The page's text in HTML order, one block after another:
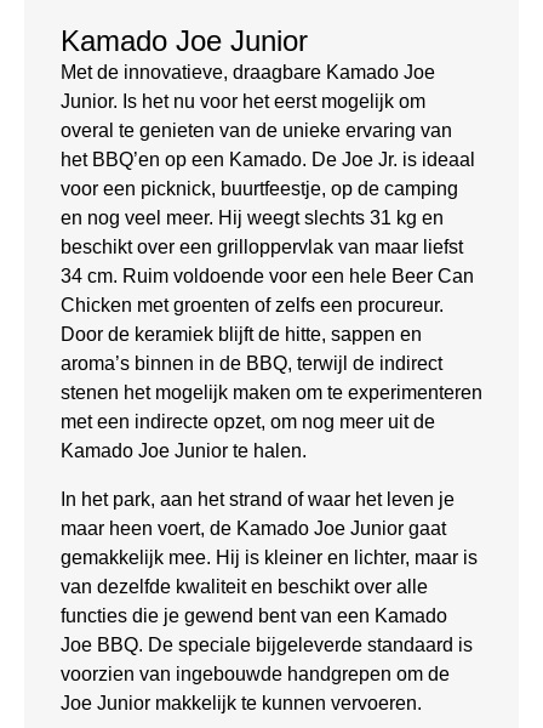
Kamado Joe Junior
Met de innovatieve, draagbare Kamado Joe
Junior. Is het nu voor het eerst mogelijk om
overal te genieten van de unieke ervaring van
het BBQ’en op een Kamado. De Joe Jr. is ideaal
voor een picknick, buurtfeestje, op de camping
en nog veel meer. Hij weegt slechts 31 kg en
beschikt over een grilloppervlak van maar liefst
34 cm. Ruim voldoende voor een hele Beer Can
Chicken met groenten of zelfs een procureur.
Door de keramiek blijft de hitte, sappen en
aroma’s binnen in de BBQ, terwijl de indirect
stenen het mogelijk maken om te experimenteren
met een indirecte opzet, om nog meer uit de
Kamado Joe Junior te halen.
In het park, aan het strand of waar het leven je
maar heen voert, de Kamado Joe Junior gaat
gemakkelijk mee. Hij is kleiner en lichter, maar is
van dezelfde kwaliteit en beschikt over alle
functies die je gewend bent van een Kamado
Joe BBQ. De speciale bijgeleverde standaard is
voorzien van ingebouwde handgrepen om de
Joe Junior makkelijk te kunnen vervoeren.